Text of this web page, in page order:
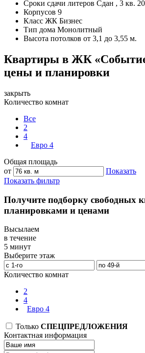
Сроки сдачи литеров Сдан , 3 кв.
Корпусов 9
Класс ЖК Бизнес
Тип дома Монолитный
Высота потолков от 3,1 до 3,55 м.
Квартиры в ЖК
цены и планировки
закрыть
Количество комнат
Все
2
4
Евро 4
Общая площадь
от
Показать
Показать фильтр
Получите подборку свободных
планировками и ценами
Высылаем
в течение
5 минут
Выберите этаж
Количество комнат
2
4
Евро 4
Только СПЕЦПРЕДЛОЖЕНИЯ
Контактная информация